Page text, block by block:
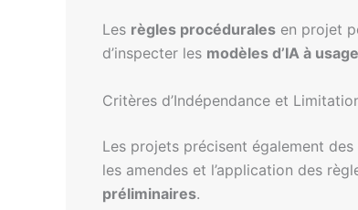
Les règles procédurales en projet
d’inspecter les modèles d’IA à
Critères d’Indépendance et
Les projets précisent également des
les amendes et l’application des
préliminaires.